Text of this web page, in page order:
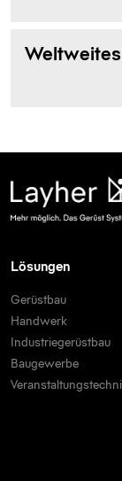
Lösungen
Gerüstbau
Handwerk
Industriegerüstbau
Baugewerbe